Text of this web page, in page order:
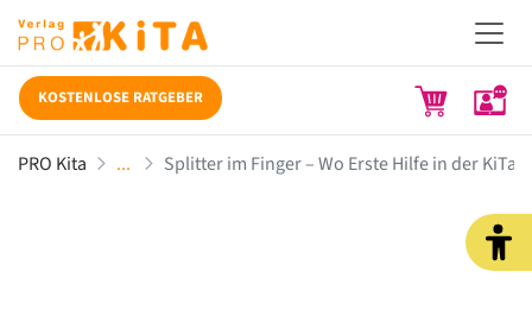
KOSTENLOSE RATGEBER
PRO Kita Splitter im Finger – Wo Erste Hilfe in der KiTa